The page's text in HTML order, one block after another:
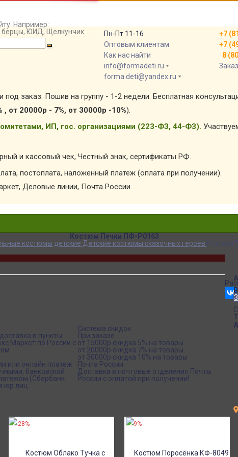
Например:
берцы, ЮИД, Щелкунчик
Пн-Пт 11-16
Оптовым клиентам
Как нас найти
info@formadeti.ru
forma.deti@yandex.ru
+7
+7
8
под заказ. Пошив на группу - 1-2 недели. Бесплатная
, от 20000р - 7%, от 30000р -10%).
ИП, гос. организациями (223-ФЗ, 44-ФЗ).
и кассовый чек, Честный знак, сертификаты РФ.
постоплата, наложенный платеж (оплата при получении).
Деловые линии, Почта России.
Костюм Печки ПФ-P0163
костюмы детские Детские костюмы сказочных героев Костюм
в пункты
Маркет по России с
Система скидок
При заказе
от 15000р скидка 5% на товары
от 20000р скидка 7% на товары
от 30000р скидка 10% на товары
или онлайн платеж
банковской
(Сбербанк
юр.лиц.
Почта России
Доставка в почтовые отделения Почты
России с оплатой при получении!
-28% -9%